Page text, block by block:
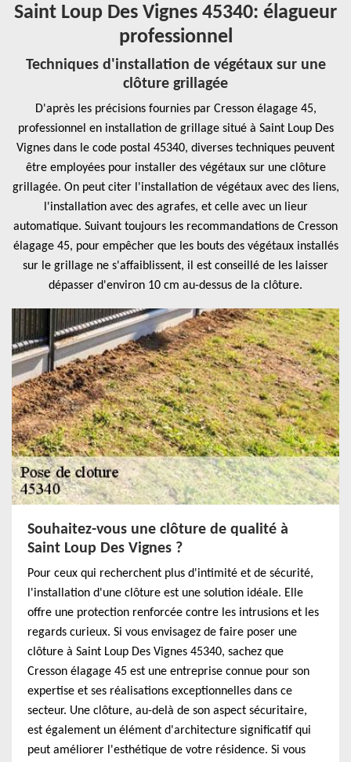
Saint Loup Des Vignes 45340: élagueur
professionnel
Techniques d'installation de végétaux sur une
clôture grillagée
D'après les précisions fournies par Cresson élagage 45,
professionnel en installation de grillage situé à Saint Loup Des
Vignes dans le code postal 45340, diverses techniques peuvent
être employées pour installer des végétaux sur une clôture
grillagée. On peut citer l'installation de végétaux avec des liens,
l'installation avec des agrafes, et celle avec un lieur
automatique. Suivant toujours les recommandations de Cresson
élagage 45, pour empêcher que les bouts des végétaux installés
sur le grillage ne s'affaiblissent, il est conseillé de les laisser
dépasser d'environ 10 cm au-dessus de la clôture.
Souhaitez-vous une clôture de qualité à
Saint Loup Des Vignes ?
Pour ceux qui recherchent plus d'intimité et de sécurité,
l'installation d'une clôture est une solution idéale. Elle
offre une protection renforcée contre les intrusions et les
regards curieux. Si vous envisagez de faire poser une
clôture à Saint Loup Des Vignes 45340, sachez que
Cresson élagage 45 est une entreprise connue pour son
expertise et ses réalisations exceptionnelles dans ce
secteur. Une clôture, au-delà de son aspect sécuritaire,
est également un élément d'architecture significatif qui
peut améliorer l'esthétique de votre résidence. Si vous